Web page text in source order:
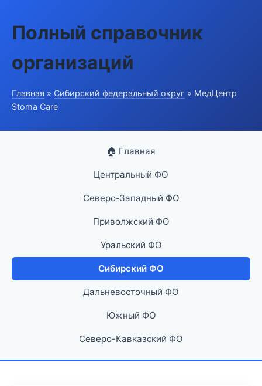
Полный справочник
организаций
Главная » Сибирский федеральный округ » МедЦентр
Stoma Care
🏠 Главная
Центральный ФО
Северо-Западный ФО
Приволжский ФО
Уральский ФО
Сибирский ФО
Дальневосточный ФО
Южный ФО
Северо-Кавказский ФО